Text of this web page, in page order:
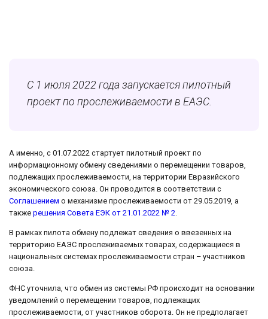
С 1 июля 2022 года запускается пилотный
проект по прослеживаемости в ЕАЭС.
А именно, с 01.07.2022 стартует пилотный проект по
информационному обмену сведениями о перемещении товаров,
подлежащих прослеживаемости, на территории Евразийского
экономического союза. Он проводится в соответствии с
Соглашением о механизме прослеживаемости от 29.05.2019, а
также решения Совета ЕЭК от 21.01.2022 № 2.
В рамках пилота обмену подлежат сведения о ввезенных на
территорию ЕАЭС прослеживаемых товарах, содержащиеся в
национальных системах прослеживаемости стран – участников
союза.
ФНС уточнила, что обмен из системы РФ происходит на основании
уведомлений о перемещении товаров, подлежащих
прослеживаемости, от участников оборота. Он не предполагает